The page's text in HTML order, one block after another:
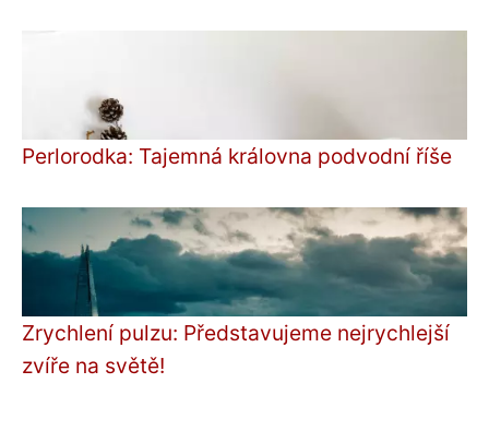
Perlorodka: Tajemná královna podvodní říše
Zrychlení pulzu: Představujeme nejrychlejší
zvíře na světě!